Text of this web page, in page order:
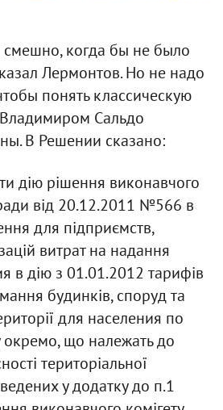
когда бы не было
Лермонтов. Но не надо
понять классическую
Сальдо
В Решении сказано:
дію рішення виконавчого
ради від 20.12.2011 №566 в
для підприємств,
витрат на надання
в дію з 01.01.2012 тарифів
будинків, споруд та
для населения по
що належать до
територіальної
у додатку до п.1